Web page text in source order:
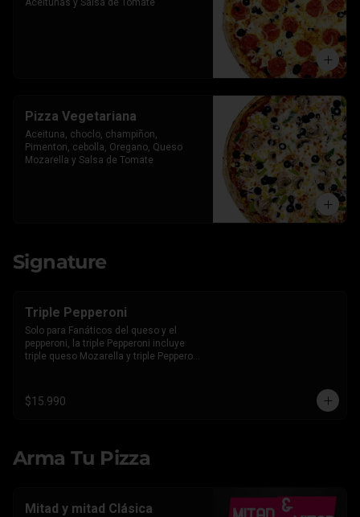
Aceitunas y Salsa de Tomate
Pizza Vegetariana
Aceituna, choclo, champiñon,
Pimenton, cebolla, Oregano, Queso
Mozarella y Salsa de Tomate
Signature
Triple Pepperoni
Solo para Fanáticos del queso y el
pepperoni, la triple Pepperoni incluye
triple queso Mozarella y triple Pepperoni
$15.990
Arma Tu Pizza
Mitad y mitad Clásica